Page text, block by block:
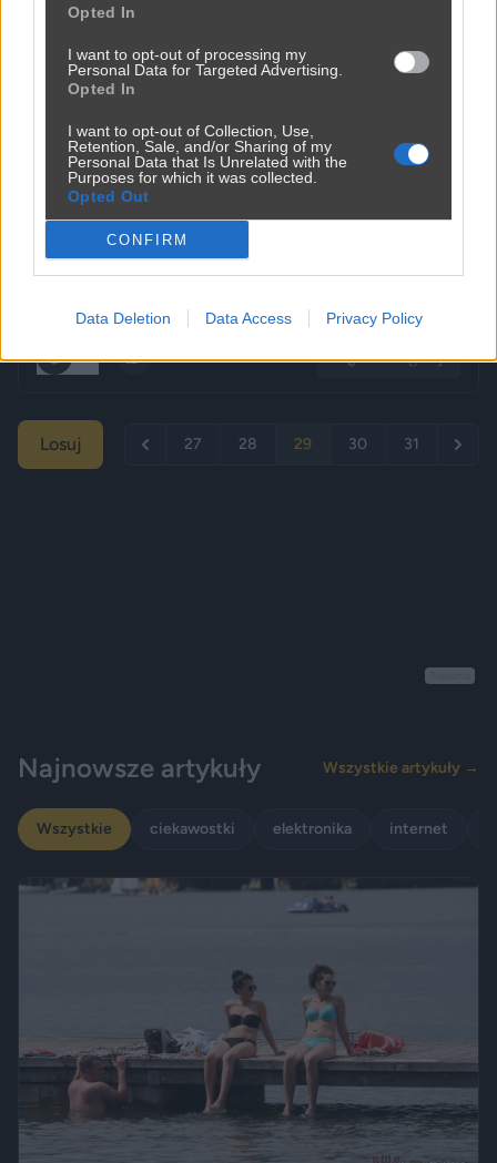
Opted In
I want to opt-out of processing my
Personal Data for Targeted Advertising.
Opted In
I want to opt-out of Collection, Use,
Retention, Sale, and/or Sharing of my
Personal Data that Is Unrelated with the
Purposes for which it was collected.
Opted Out
CONFIRM
Data Deletion Data Access Privacy Policy
Polityczna rzeź dopiero się zaczyna. PiS idzie na wojnę z
Morawieckim
353 12 Udostępnij
Losuj 27 28 29 30 31
Najnowsze artykuły Wszystkie artykuły →
Wszystkie ciekawostki elektronika internet